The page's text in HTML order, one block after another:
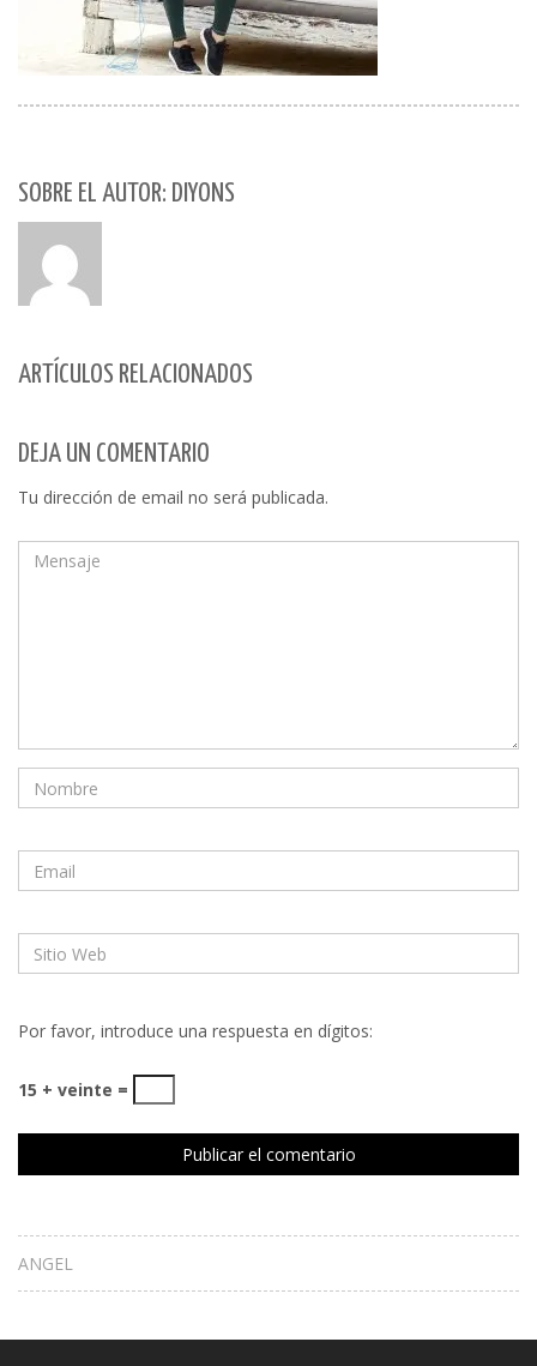
SOBRE EL AUTOR: DIYONS
ARTÍCULOS RELACIONADOS
DEJA UN COMENTARIO
Tu dirección de email no será publicada.
Por favor, introduce una respuesta en dígitos:
15 + veinte =
ANGEL